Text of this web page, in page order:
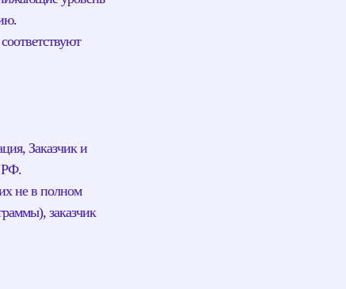
Заказчик и
РФ.
не в полном
заказчик